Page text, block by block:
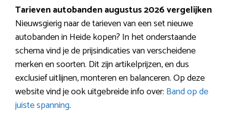
Tarieven autobanden augustus 2026 vergelijken
Nieuwsgierig naar de tarieven van een set nieuwe
autobanden in Heide kopen? In het onderstaande
schema vind je de prijsindicaties van verscheidene
merken en soorten. Dit zijn artikelprijzen, en dus
exclusief uitlijnen, monteren en balanceren. Op deze
website vind je ook uitgebreide info over: Band op de
juiste spanning.